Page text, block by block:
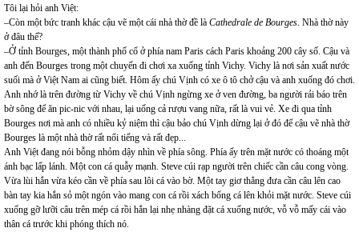
Tôi lại hỏi anh Việt:
–Còn một bức tranh khác cậu vẽ một cái nhà thờ đề là Cathedrale de Bourges. Nhà thờ này
ở đâu thế?
–Ở tỉnh Bourges, một thành phố cổ ở phía nam Paris cách Paris khoảng 200 cây số. Cậu và
anh đến Bourges trong một chuyến đi chơi xa xuống tỉnh Vichy. Vichy là nơi sản xuất nước
suối mà ở Việt Nam ai cũng biết. Hôm ấy chú Vịnh có xe ô tô chở cậu và anh xuống đó chơi.
Anh nhớ là trên đường từ Vichy về chú Vịnh ngừng xe ở ven đường, ba người rải báo trên
bờ sông để ăn pic-nic với nhau, lại uống cả rượu vang nữa, rất là vui vẻ. Xe đi qua tỉnh
Bourges nơi mà anh có nhiều kỷ niệm thì cậu bảo chú Vịnh dừng lại ở đó để cậu vẽ nhà thờ
Bourges là một nhà thờ rất nổi tiếng và rất đẹp...
Anh Việt đang nói bỗng nhỏm dậy nhìn về phía sông. Phía ấy trên mặt nước có thoáng một
ánh bạc lấp lánh. Một con cá quẫy mạnh. Steve cúi rạp người trên chiếc cần câu cong vòng.
Vừa lùi hắn vừa kéo cần về phía sau lôi cá vào bờ. Một tay giơ thẳng đưa cần câu lên cao
bàn tay kia hắn sỏ một ngón vào mang con cá rồi xách bổng cá lên khỏi mặt nước. Steve cúi
xuống gỡ lưỡi câu trên mép cá rồi hắn lại nhẹ nhàng đặt cá xuống nước, vỗ vỗ mấy cái vào
thân cá trước khi phóng thích nó.